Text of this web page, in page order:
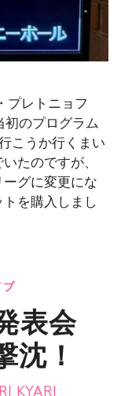
プレトニョフ
初のプログラム
こうか行くまい
たのですが、
グに変更にな
を購入しまし
ブ
表会
沈！
KYARI